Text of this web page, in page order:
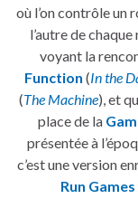
où l’on contrôle un
l’autre de
voyant la
Function (In the
(The Machine), et
place de la
présentée à
c’est une version
Run Games